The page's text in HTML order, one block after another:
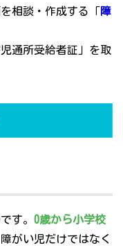
相談・作成する「障
通所受給者証」を取
す。 0歳から小学校
がい児だけではなく